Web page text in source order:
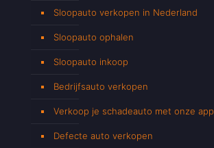
Sloopauto verkopen in Nederland
Sloopauto ophalen
Sloopauto inkoop
Bedrijfsauto verkopen
Verkoop je schadeauto met onze app
Defecte auto verkopen